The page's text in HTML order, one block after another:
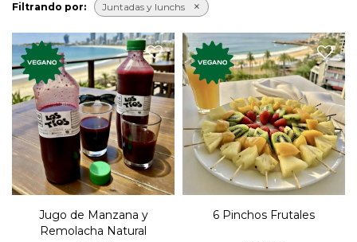
Filtrando por: Juntadas y lunchs
Jugo exprimido de
manzana y remolacha.
100% natural.
Jugo de Manzana y
Remolacha Natural
Seis pinchos con variedad de
frutas
6 Pinchos Frutales